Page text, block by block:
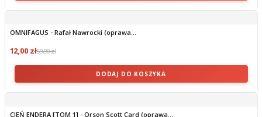
OMNIFAGUS - Rafał Nawrocki (oprawa...
12,00 zł59,90 zł
DODAJ DO KOSZYKA
CIEŃ ENDERA [TOM 1] - Orson Scott Card (oprawa...